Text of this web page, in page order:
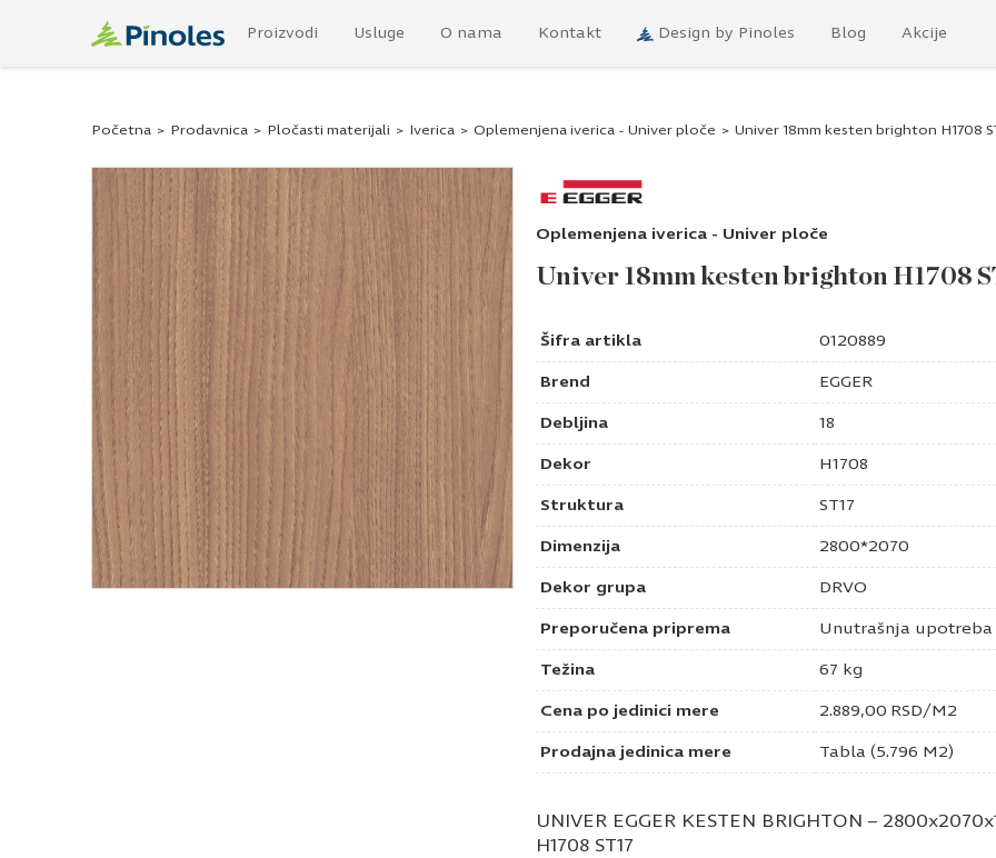
Proizvodi Usluge O nama Kontakt Design by Pinoles Blog Akcije
Početna > Prodavnica > Pločasti materijali > Iverica > Oplemenjena iverica - Univer ploče > Univer 18mm kesten brighton H1708
Oplemenjena iverica - Univer ploče
Univer 18mm kesten brighton H1708
Šifra artikla 0120889
Brend EGGER
Debljina 18
Dekor H1708
Struktura ST17
Dimenzija 2800*2070
Dekor grupa DRVO
Preporučena priprema Unutrašnja upotreba
Težina 67 kg
Cena po jedinici mere 2.889,00 RSD/M2
Prodajna jedinica mere Tabla (5.796 M2)
UNIVER EGGER KESTEN BRIGHTON –
H1708 ST17